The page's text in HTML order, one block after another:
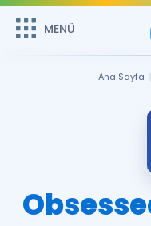
MENÜ
Remzi Hoca ile seni
MENÜ
Ana Sayfa